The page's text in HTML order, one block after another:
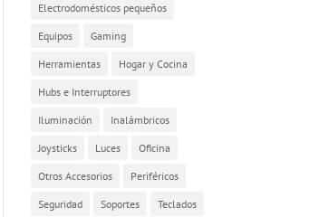
Electrodomésticos pequeños
Equipos Gaming
Herramientas Hogar y Cocina
Hubs e Interruptores
Iluminación Inalámbricos
Joysticks Luces Oficina
Otros Accesorios Periféricos
Seguridad Soportes Teclados